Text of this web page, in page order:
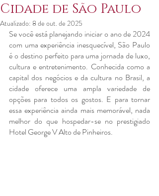
Cidade de São Paulo
Atualizado: 8 de out. de 2025
Se você está planejando iniciar o ano de 2024
com uma experiência inesquecível, São Paulo
é o destino perfeito para uma jornada de luxo,
cultura e entretenimento. Conhecida como a
capital dos negócios e da cultura no Brasil, a
cidade oferece uma ampla variedade de
opções para todos os gostos. E para tornar
essa experiência ainda mais memorável, nada
melhor do que hospedar-se no prestigiado
Hotel George V Alto de Pinheiros.